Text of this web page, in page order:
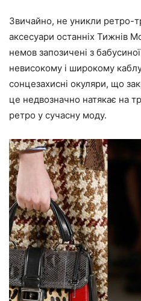
Звичайно, не уникли ретро-
аксесуари останніх Тижнів
немов запозичені з
невисокому і широкому
сонцезахисні окуляри, що
це недвозначно натякає на
ретро у сучасну моду.